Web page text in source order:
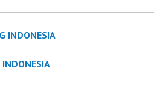
INDONESIA
INDONESIA